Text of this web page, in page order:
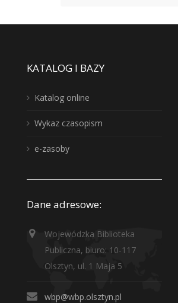
KATALOG I BAZY
Katalog online
Wykaz czasopism
e-zasoby
Dane adresowe:
Wojewódzka Biblioteka
Publiczna, biuro: 10-117
Olsztyn, ul. 1 Maja 5
wbp@wbp.olsztyn.pl